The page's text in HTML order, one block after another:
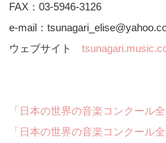
FAX：03-5946-3126
e-mail：
ウェブサイト
「日本の世界の音楽コンクール
「日本の世界の音楽コンクール